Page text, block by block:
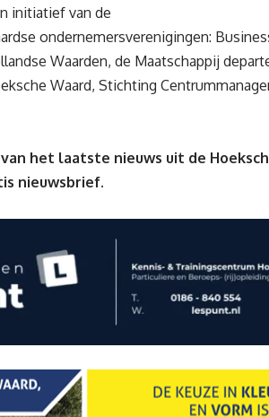
initiatief van de
ondernemersverenigingen:
Waarden, de Maatschappij
Waard, Stichting
het laatste nieuws uit de
nieuwsbrief.